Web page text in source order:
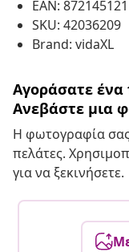
EAN:
SKU: 42036209
Brand: vidaXL
Αγοράσατε ένα
Ανεβάστε μια
Η φωτογραφία
πελάτες.
για να ξεκινήσετε.